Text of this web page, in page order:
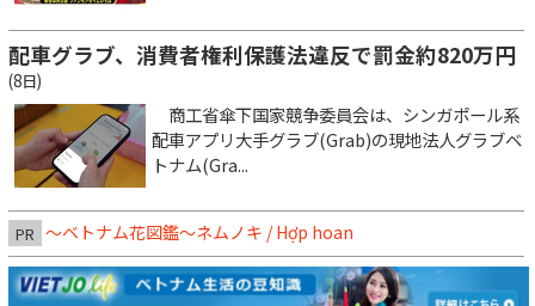
配車グラブ、消費者権利保護法違反で罰金約820万円
(8日)
商工省傘下国家競争委員会は、シンガポール系
配車アプリ大手グラブ(Grab)の現地法人グラブベ
トナム(Gra...
PR ～ベトナム花図鑑～ネムノキ / Hợp hoan